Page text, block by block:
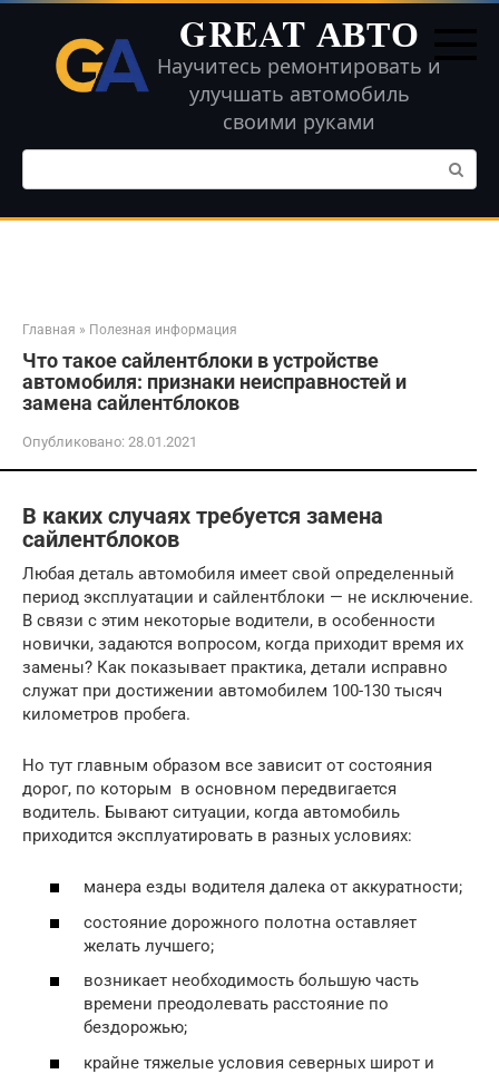
Перейти
контенту
GREAT АВТО
Научитесь ремонтировать и
улучшать автомобиль
своими руками
Поиск:
Главная » Полезная информация
Что такое сайлентблоки в устройстве
автомобиля: признаки неисправностей и
замена сайлентблоков
Опубликовано: 28.01.2021
В каких случаях требуется замена
сайлентблоков
Любая деталь автомобиля имеет свой определенный
период эксплуатации и сайлентблоки — не исключение.
В связи с этим некоторые водители, в особенности
новички, задаются вопросом, когда приходит время их
замены? Как показывает практика, детали исправно
служат при достижении автомобилем 100-130 тысяч
километров пробега.
Но тут главным образом все зависит от состояния
дорог, по которым в основном передвигается
водитель. Бывают ситуации, когда автомобиль
приходится эксплуатировать в разных условиях:
манера езды водителя далека от аккуратности;
состояние дорожного полотна оставляет
желать лучшего;
возникает необходимость большую часть
времени преодолевать расстояние по
бездорожью;
крайне тяжелые условия северных широт и